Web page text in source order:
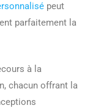
peut
parfaitement la
à la
chacun offrant la